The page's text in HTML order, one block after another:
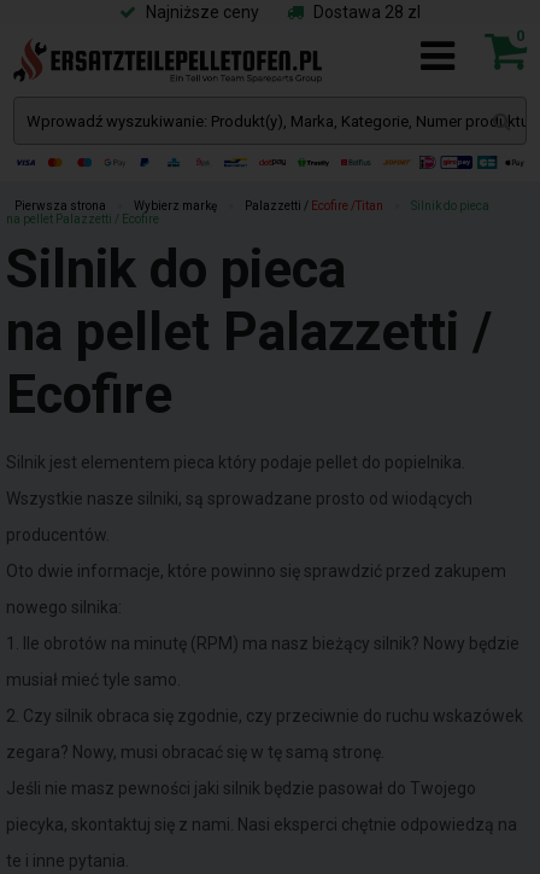
Najniższe ceny Dostawa 28 zl
0
Pierwsza strona Wybierz markę Palazzetti / Ecofire /Titan
Silnik do pieca
na pellet Palazzetti / Ecofire
Silnik do pieca
na pellet Palazzetti /
Ecofire
Silnik jest elementem pieca który podaje pellet do popielnika.
Wszystkie nasze silniki, są sprowadzane prosto od wiodących
producentów.
Oto dwie informacje, które powinno się sprawdzić przed zakupem
nowego silnika:
1. Ile obrotów na minutę (RPM) ma nasz bieżący silnik? Nowy będzie
musiał mieć tyle samo.
2. Czy silnik obraca się zgodnie, czy przeciwnie do ruchu wskazówek
zegara? Nowy, musi obracać się w tę samą stronę.
Jeśli nie masz pewności jaki silnik będzie pasował do Twojego
piecyka, skontaktuj się z nami. Nasi eksperci chętnie odpowiedzą na
te i inne pytania.